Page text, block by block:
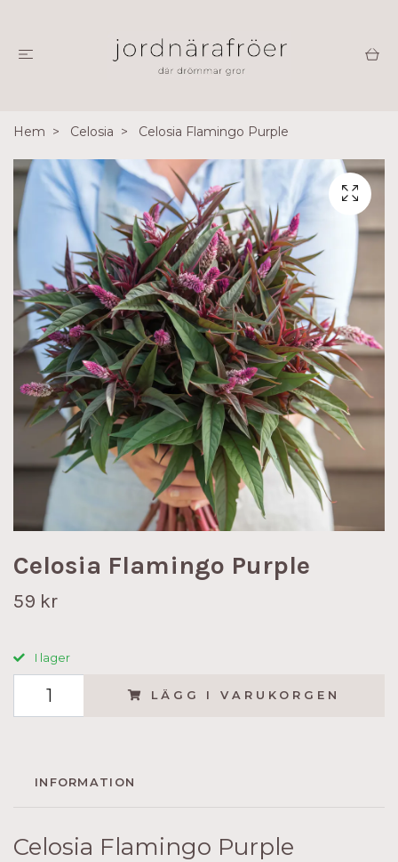
Hem Celosia Celosia Flamingo Purple
Celosia Flamingo Purple
59 kr
I lager
LÄGG I VARUKORGEN
INFORMATION
Celosia Flamingo Purple